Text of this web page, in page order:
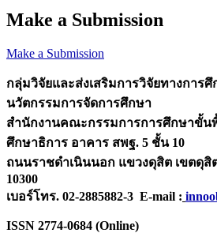
Make a Submission
Make a Submission
กลุ่มวิจัยและส่งเสริมการวิจัยทางการศึ
นวัตกรรมการจัดการศึกษา
สำนักงานคณะกรรมการการศึกษาขั้น
ศึกษาธิการ อาคาร สพฐ. 5 ชั้น 10
ถนนราชดำเนินนอก แขวงดุสิต เขตดุ
10300
เบอร์โทร. 02-2885882-3 E-mail :
ISSN 2774-0684 (Online)